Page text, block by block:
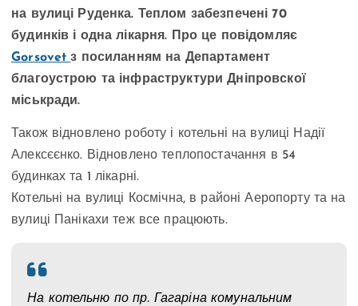
на вулиці Руденка. Теплом забезпечені 70
будинків і одна лікарня. Про це повідомляє
Gorsovetз посиланням на Департамент
благоустрою та інфраструктури Дніпровскої
міськради.
Також відновлено роботу і котельні на вулиці Надії
Алексєєнко. Відновлено теплопостачання в 54
будинках та 1 лікарні.
Котельні на вулиці Космічна, в районі Аеропорту та на
вулиці Панікахи теж все працюють.
На котельню по пр. Гагаріна комунальним